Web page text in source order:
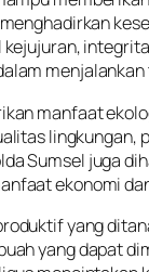
menjalankan
manfaat
lingkungan,
Sumsel juga
ekonomi
yang
yang dapat